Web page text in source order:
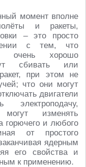
момент вполне
и ракеты,
– это просто
с тем, что
очень хорошо
сбивать или
при этом не
что они могут
двигатели
могут изменять
горючего и любого
от простого
ядерным
его свойства и
к применению.